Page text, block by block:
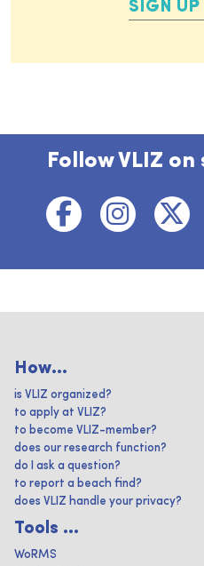
SIGN UP
Follow VLIZ
How...
is VLIZ organized?
to apply at VLIZ?
to become VLIZ-member?
does our research function?
do I ask a question?
to report a beach find?
does VLIZ handle your privacy?
Tools ...
WoRMS